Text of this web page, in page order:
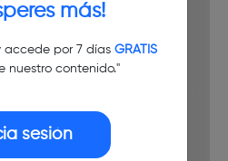
más!
por 7 días GRATIS
nuestro contenido."
sesión